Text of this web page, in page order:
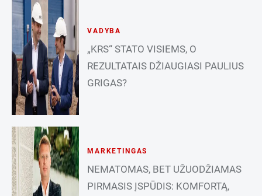
VADYBA
„KRS“ STATO VISIEMS, O
REZULTATAIS DŽIAUGIASI PAULIUS
GRIGAS?
MARKETINGAS
NEMATOMAS, BET UŽUODŽIAMAS
PIRMASIS ĮSPŪDIS: KOMFORTĄ,